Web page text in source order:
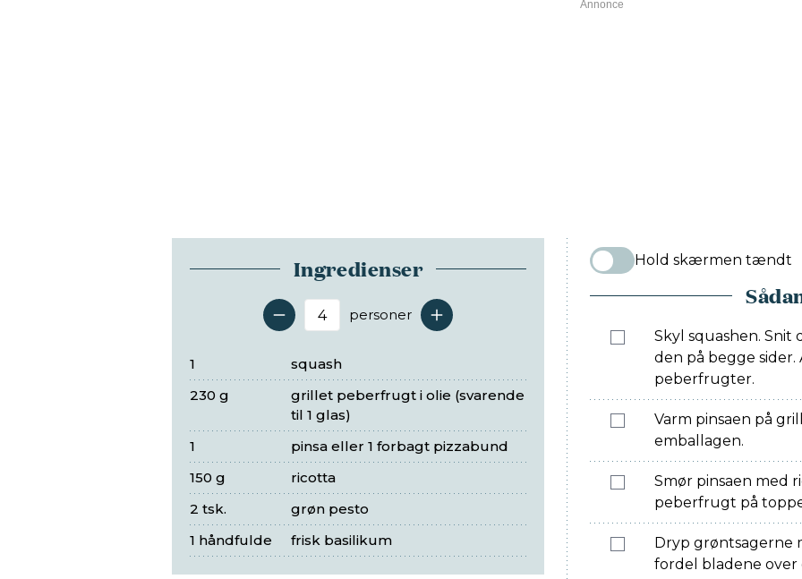
Ingredienser
Antal serveringer
personer
squash
1
grillet peberfrugt i olie (svarende
til 1 glas)
230 g
pinsa eller 1 forbagt pizzabund
1
ricotta
150 g
grøn pesto
2 tsk.
frisk basilikum
1 håndfulde
Hold skærmen tændt
Skyl squashen. Snit
den på begge
peberfrugter.
Varm pinsaen på
emballagen.
Smør pinsaen med
peberfrugt på
Dryp grøntsagerne
fordel bladene over